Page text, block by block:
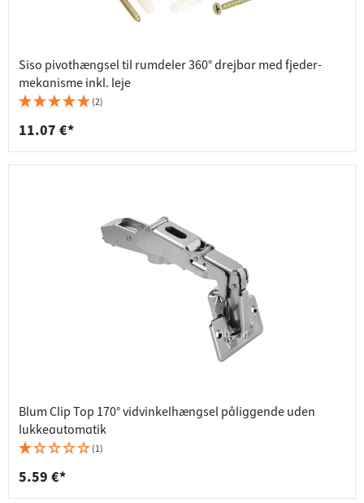
Siso pivothængsel til rumdeler 360° drejbar med fjeder-
mekanisme inkl. leje
(2)
11.07 €*
Blum Clip Top 170° vidvinkelhængsel påliggende uden
lukkeautomatik
(1)
5.59 €*